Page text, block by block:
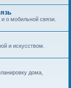
о мобильной связи.
и искусством.
дома,